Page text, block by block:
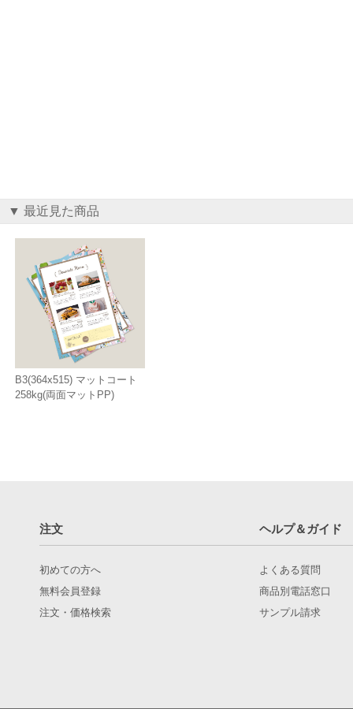
▼ 最近見た商品
B3(364x515) マットコート
258kg(両面マットPP)
注文 ヘルプ＆ガイド
初めての方へ
無料会員登録
注文・価格検索
よくある質問
商品別電話窓口
サンプル請求